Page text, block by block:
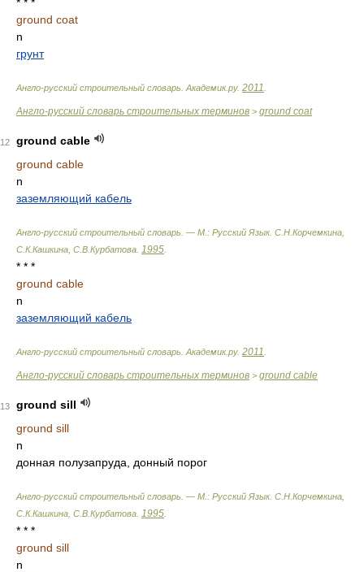
ground coat
n
грунт
Англо-русский строительный словарь Академик.ру. 2011
Англо-русский словарь строительных терминов > ground coat
12
ground cable
ground cable
n
заземляющий кабель
Англо-русский строительный словарь. — М.: Русский Язык. С.Н.Корчемкина,
С.К.Кашкина, С.В.Курбатова 1995
* * *
ground cable
n
заземляющий кабель
Англо-русский строительный словарь Академик.ру. 2011
Англо-русский словарь строительных терминов > ground cable
13
ground sill
ground sill
n
донная полузапруда, донный порог
Англо-русский строительный словарь. — М.: Русский Язык. С.Н.Корчемкина,
С.К.Кашкина, С.В.Курбатова 1995
* * *
ground sill
n